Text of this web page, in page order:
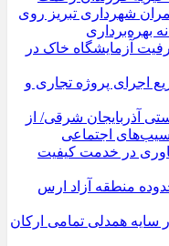
شهرداری تبریز روی
بهره‌برداری
آزمایشگاه خاک در
اجرای پروژه تجاری و
آذربایجان شرقی/ از
اجتماعی
در خدمت کیفیت
منطقه آزاد ارس
سایه همدلی تمامی ارکان